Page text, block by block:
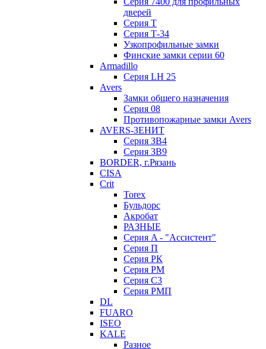
дверей
Серия Т
Серия Т-34
Узкопрофильные замки
Финские замки серии 60
Armadillo
Серия LH 25
Avers
Замки общего назначения
Серия 08
Противопожарные замки Avers
AVERS-ЗЕНИТ
Серия ЗВ4
Серия ЗВ9
BORDER, г.Рязань
CISA
Crit
Torex
Бульдорс
Акробат
РАЗНЫЕ
Серия A - "Ассистент"
Серия П
Серия РК
Серия РМ
Серия С3
Серия РМП
DL
FUARO
ISEO
KALE
Разное